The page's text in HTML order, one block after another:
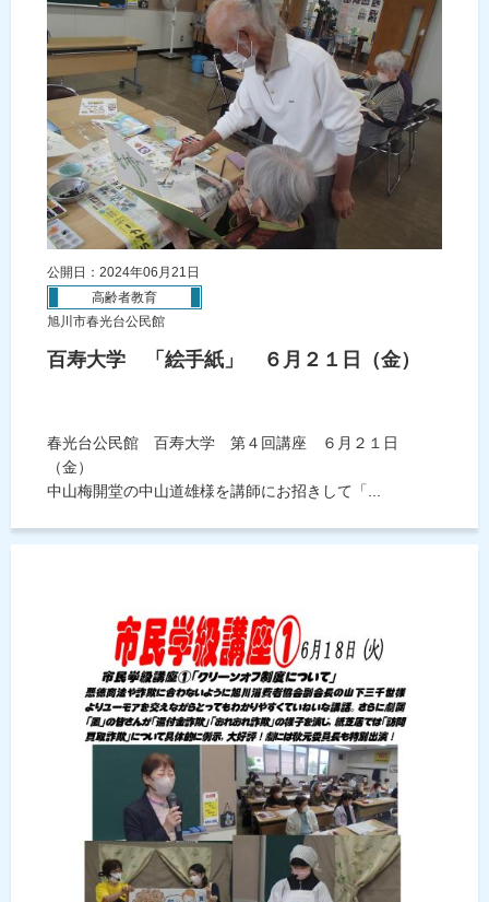
公開日：2024年06月21日
高齢者教育
旭川市春光台公民館
百寿大学 「絵手紙」 ６月２１日（金）
春光台公民館 百寿大学 第４回講座 ６月２１日
（金）
中山梅開堂の中山道雄様を講師にお招きして「...